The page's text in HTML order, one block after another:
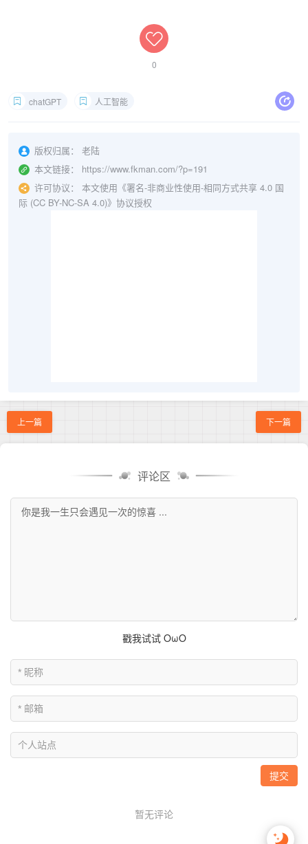
0
chatGPT 人工智能
版权归属：
老陆
本文链接：
https://www.fkman.com/?p=191
许可协议：
本文使用《署名-非商业性使用-相同方式共享 4.0 国
际 (CC BY-NC-SA 4.0)》协议授权
上一篇 下一篇
评论区